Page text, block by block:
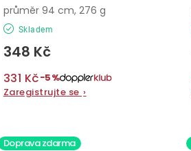
Skladem
348 Kč
331 Kč−5%
Zaregistrujte se ›
průměr 94 cm, 276 g
Doprava zdarma